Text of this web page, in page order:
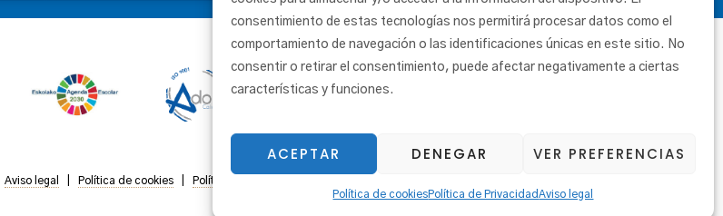
consentimiento de estas tecnologías nos permitirá procesar datos como el
comportamiento de navegación o las identificaciones únicas en este sitio. No
consentir o retirar el consentimiento, puede afectar negativamente a ciertas
características y funciones.
ACEPTAR DENEGAR VER PREFERENCIAS
Política de cookiesPolítica de PrivacidadAviso legal
Aviso legal Política de cookies| Política de privacidad